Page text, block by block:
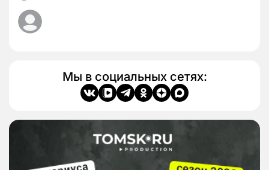
Мы в социальных сетях: